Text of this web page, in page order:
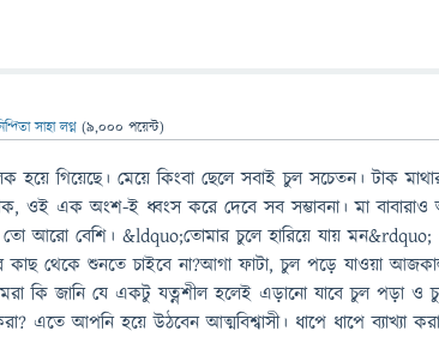
সাহা লগ্ন (9,000 পয়েন্ট)
হয়ে গিয়েছে। মেয়ে কিংবা ছেলে সবাই চুল সচেতন। টাক
ওই এক অংশ-ই ধ্বংস করে দেবে সব সম্ভাবনা। মা
তো আরো বেশি। &ldquo;তোমার চুলে হারিয়ে যায়
কাছ থেকে শুনতে চাইবে না?আগা ফাটা, চুল পড়ে যাওয়া
কি জানি যে একটু যত্নশীল হলেই এড়ানো যাবে চুল পড়া ও
এতে আপনি হয়ে উঠবেন আত্মবিশ্বাসী। ধাপে ধাপে ব্যাখ্যা